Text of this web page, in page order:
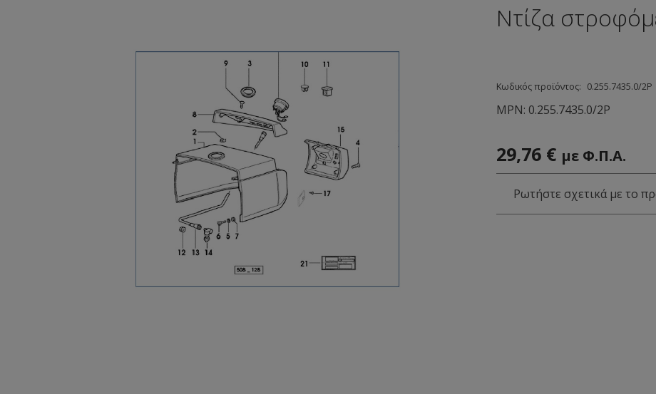
Ντίζα
Κωδικός προϊόντος: 0.255.7435.0/2Ρ
MPN: 0.255.7435.0/2Ρ
29,76 € με Φ.Π.Α.
Ρωτήστε σχετικά με το